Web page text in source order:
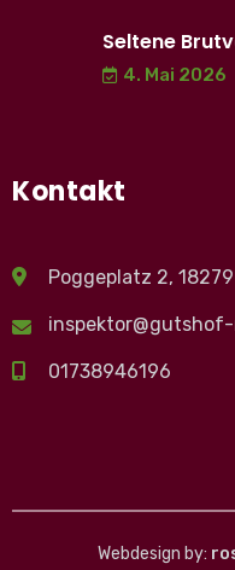
Seltene
4. Mai 2026
Kontakt
Poggeplatz 2,
01738946196
Webdesign by: